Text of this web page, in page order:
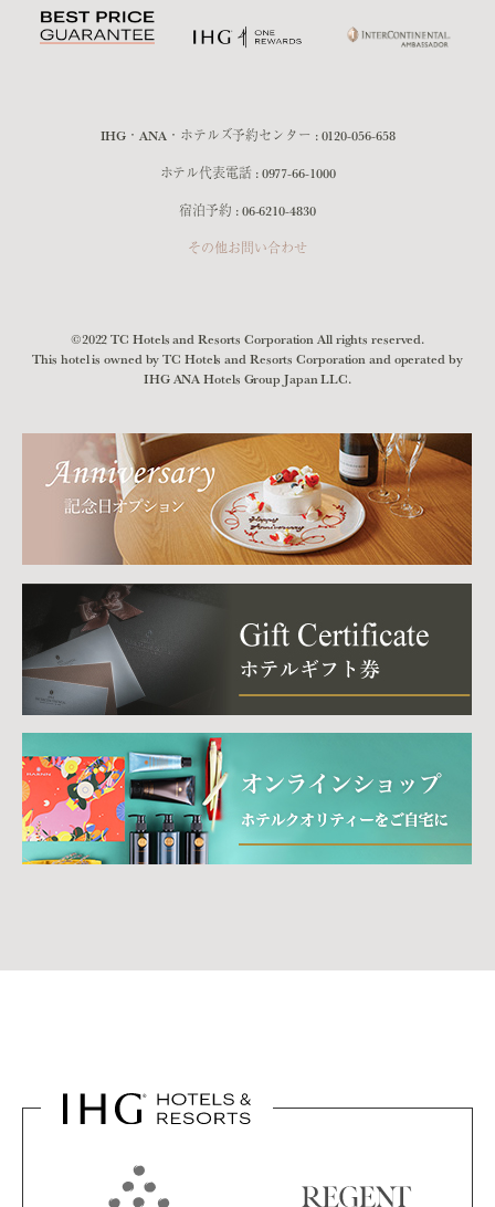
IHG・ANA・ホテルズ予約センター :0120-056-658
ホテル代表電話 :0977-66-1000
宿泊予約 :06-6210-4830
その他お問い合わせ
©2022 TC Hotels and Resorts Corporation All rights reserved.
This hotel is owned by TC Hotels and Resorts Corporation and operated by
IHG ANA Hotels Group Japan LLC.